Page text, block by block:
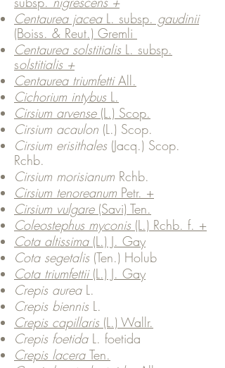
Centaurea jaceaL. subsp. gaudinii
(Boiss. & Reut.) Gremli
Centaurea solstitialisL. subsp.
solstitialis +
Centaurea triumfettiAll.
Cichorium intybusL.
Cirsium arvense(L.) Scop.
Cirsium acaulon (L.) Scop.
Cirsium erisithales(Jacq.) Scop.
Rchb.
Cirsium morisianum Rchb.
Cirsium tenoreanum Petr. +
Cirsium vulgare(Savi) Ten.
Coleostephus myconis (L.) Rchb. f. +
Cota altissima (L.) J. Gay
Cota segetalis(Ten.) Holub
Cota triumfettii (L.) J. Gay
Crepis aureaL.
Crepis biennisL.
Crepis capillaris(L.) Wallr.
Crepis foetidaL. foetida
Crepis lacera Ten.